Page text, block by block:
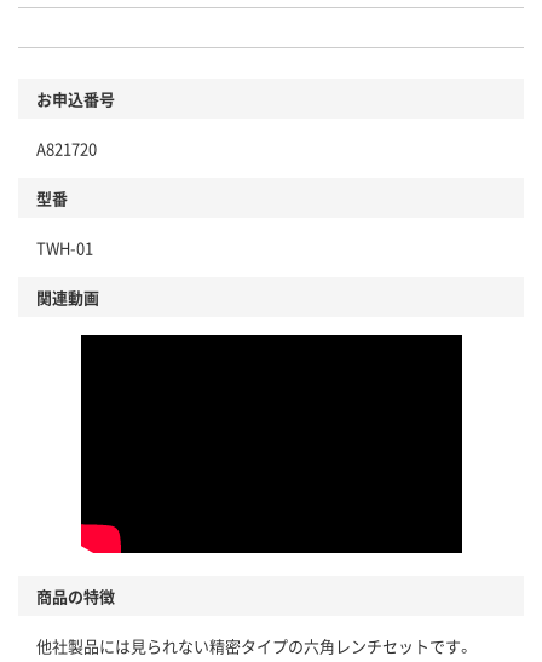
お申込番号
A821720
型番
TWH-01
関連動画
商品の特徴
他社製品には見られない精密タイプの六角レンチセットです。